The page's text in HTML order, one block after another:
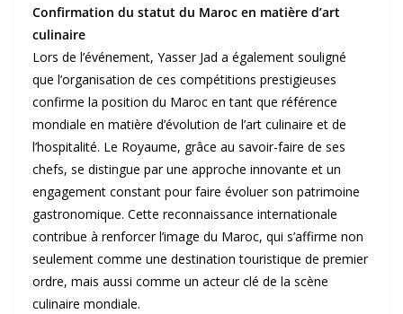
Confirmation du statut du Maroc en matière d’art
culinaire
Lors de l’événement, Yasser Jad a également souligné
que l’organisation de ces compétitions prestigieuses
confirme la position du Maroc en tant que référence
mondiale en matière d’évolution de l’art culinaire et de
l’hospitalité. Le Royaume, grâce au savoir-faire de ses
chefs, se distingue par une approche innovante et un
engagement constant pour faire évoluer son patrimoine
gastronomique. Cette reconnaissance internationale
contribue à renforcer l’image du Maroc, qui s’affirme non
seulement comme une destination touristique de premier
ordre, mais aussi comme un acteur clé de la scène
culinaire mondiale.